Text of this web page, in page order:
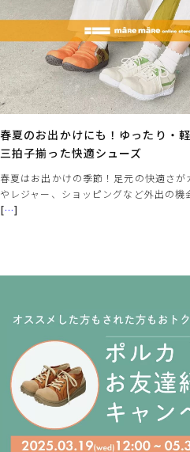
春夏のお出かけにも！ゆったり・軽
三拍子揃った快適シューズ
春夏はお出かけの季節！足元の快適さ
やレジャー、ショッピングなど外出の機
[…]